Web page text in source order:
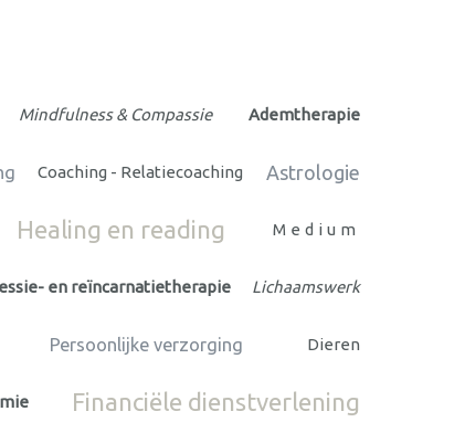
Mindfulness & Compassie Ademtherapie
Coaching - Relatiecoaching Astrologie
Healing en reading Medium
en reïncarnatietherapie Lichaamswerk
Persoonlijke verzorging Dieren
Financiële dienstverlening